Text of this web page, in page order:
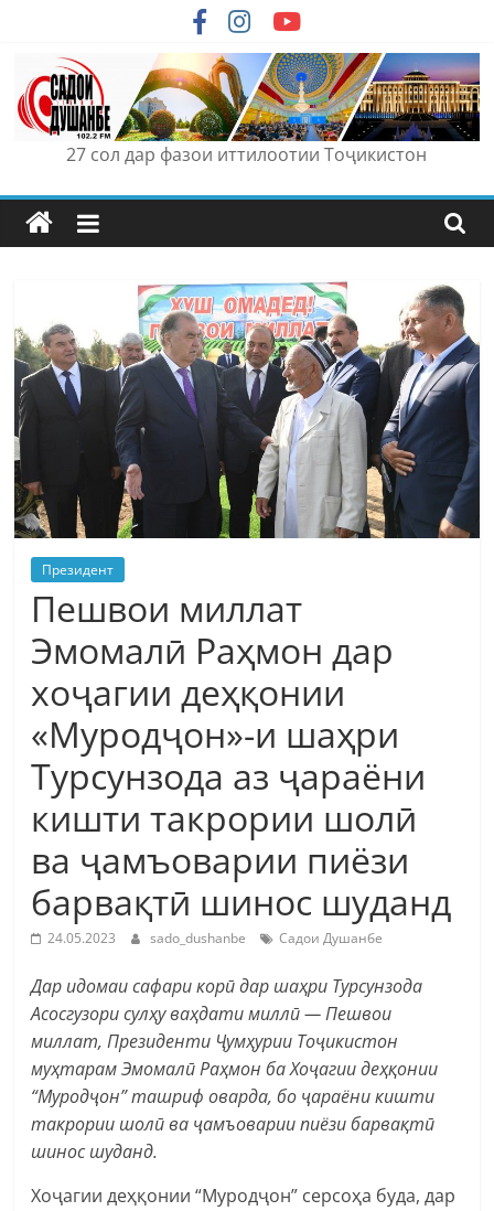
content
27 сол дар фазои иттилоотии Тоҷикистон
Президент
Пешвои миллат
Эмомалӣ Раҳмон дар
хоҷагии деҳқонии
«Муродҷон»-и шаҳри
Турсунзода аз ҷараёни
кишти такрории шолӣ
ва ҷамъоварии пиёзи
барвақтӣ шинос шуданд
24.05.2023 sado_dushanbe Садои Душанбе
Дар идомаи сафари корӣ дар шаҳри Турсунзода
Асосгузори сулҳу ваҳдати миллӣ — Пешвои
миллат, Президенти Ҷумҳурии Тоҷикистон
муҳтарам Эмомалӣ Раҳмон ба Хоҷагии деҳқонии
“Муродҷон” ташриф оварда, бо ҷараёни кишти
такрории шолӣ ва ҷамъоварии пиёзи барвақтӣ
шинос шуданд.
Хоҷагии деҳқонии “Муродҷон” серсоҳа буда, дар